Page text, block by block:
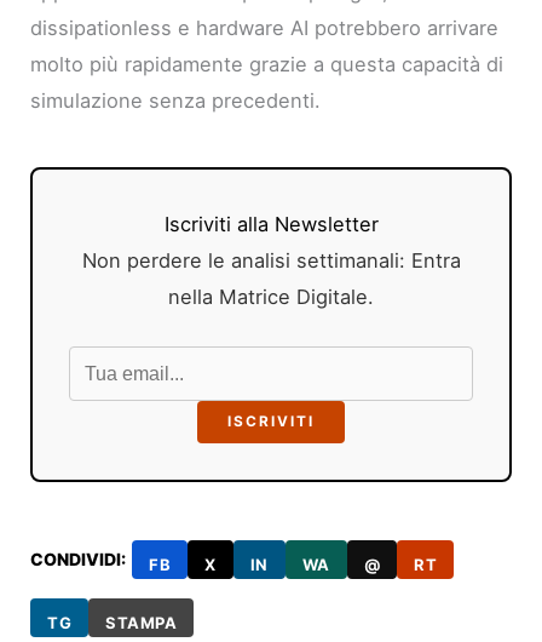
dissipationless e hardware AI potrebbero arrivare
molto più rapidamente grazie a questa capacità di
simulazione senza precedenti.
Iscriviti alla Newsletter
Non perdere le analisi settimanali: Entra
nella Matrice Digitale.
ISCRIVITI
CONDIVIDI: FB X IN WA @ RT
TG STAMPA